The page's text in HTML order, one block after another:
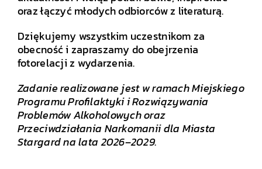
oraz łączyć młodych odbiorców z literaturą.
Dziękujemy wszystkim uczestnikom za
obecność i zapraszamy do obejrzenia
fotorelacji z wydarzenia.
Zadanie realizowane jest w ramach Miejskiego
Programu Profilaktyki i Rozwiązywania
Problemów Alkoholowych oraz
Przeciwdziałania Narkomanii dla Miasta
Stargard na lata 2026–2029.